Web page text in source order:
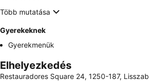
Több mutatása
Gyerekeknek
Gyerekmenük
Elhelyezkedés
Restauradores Square 24, 1250-187,